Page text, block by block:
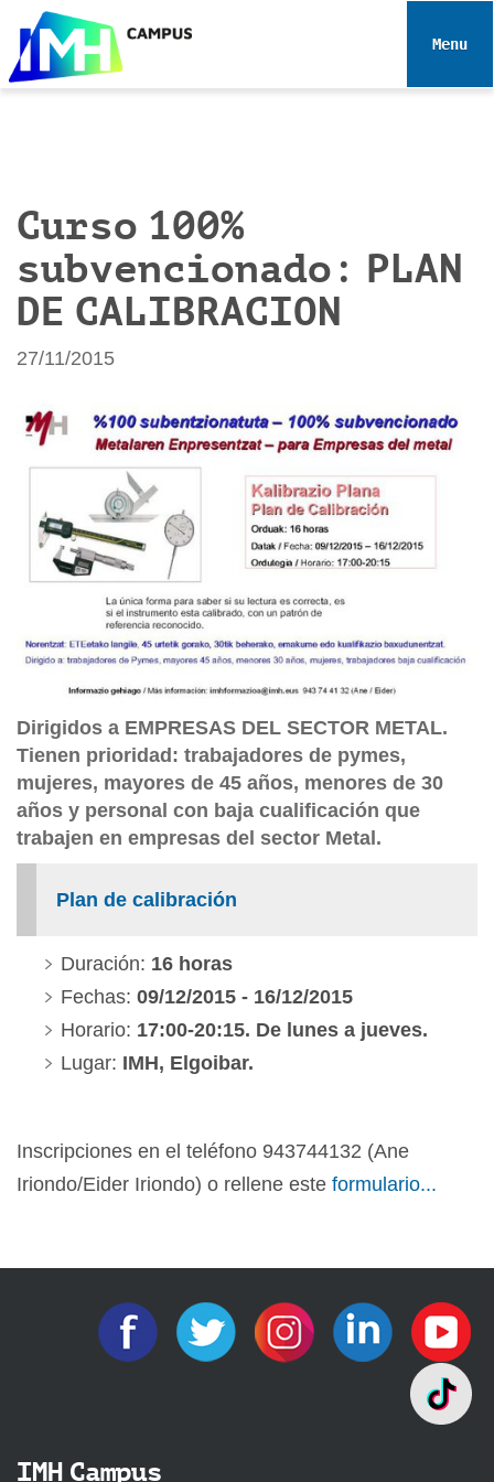
e
Toggle
Curso 100%
subvencionado: PLAN
DE CALIBRACION
27/11/2015
Dirigidos a EMPRESAS DEL SECTOR METAL.
Tienen prioridad: trabajadores de pymes,
mujeres, mayores de 45 años, menores de 30
años y personal con baja cualificación que
trabajen en empresas del sector Metal.
Plan de calibración
Duración: 16 horas
Fechas: 09/12/2015 - 16/12/2015
Horario: 17:00-20:15. De lunes a jueves.
Lugar: IMH, Elgoibar.
Inscripciones en el teléfono 943744132 (Ane
Iriondo/Eider Iriondo) o rellene este formulario...
IMH Campus